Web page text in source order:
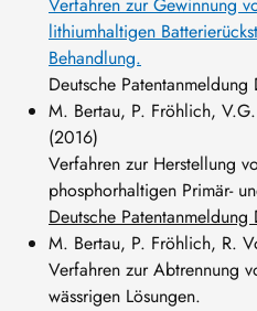
lithiumhaltigen
Behandlung.
Deutsche
M. Bertau, P. Fröhlich,
(2016)
Verfahren zur Herstellung
phosphorhaltigen Primär-
Deutsche
M. Bertau, P. Fröhlich, R.
Verfahren zur Abtrennung
wässrigen Lösungen.